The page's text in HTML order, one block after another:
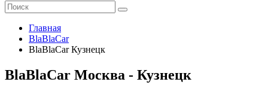
Главная
BlaBlaCar
BlaBlaCar Кузнецк
BlaBlaCar Москва - Кузнецк